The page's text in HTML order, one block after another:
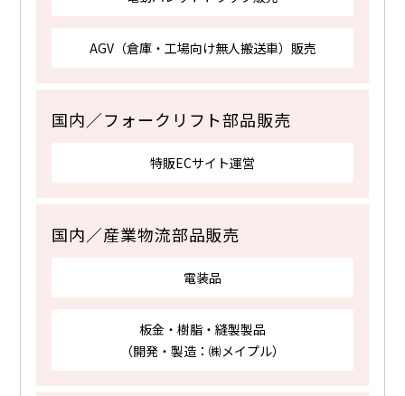
AGV（倉庫・工場向け無人搬送車）販売
国内／フォークリフト部品販売
特販ECサイト運営
国内／産業物流部品販売
電装品
板金・樹脂・縫製製品
（開発・製造：㈱メイプル）